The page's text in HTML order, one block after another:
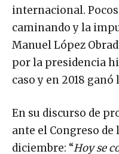
internacional.
caminando y la
Manuel López
por la presidencia
caso y en 2018
En su discurso de
ante el Congreso de
diciembre: “Hoy se